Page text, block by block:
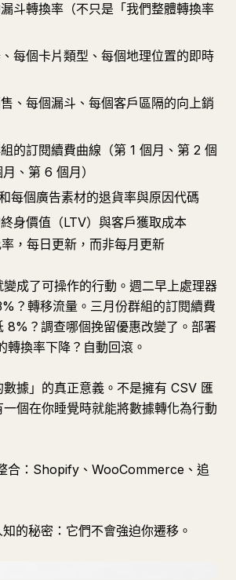
斗轉換率（不只是「我們整體轉換率
每個卡片類型、每個地理位置的即時
、每個漏斗、每個客戶區隔的向上銷
的訂閱續費曲線（第 1 個月、第 2 個
、第 6 個月）
每個廣告素材的退貨率與原因代碼
身價值（LTV）與客戶獲取成本
率，每日更新，而非每月更新
成了可操作的行動。週二早上處理器
？轉移流量。三月份群組的訂閱續費
8%？調查哪個挽留優惠改變了。部署
轉換率下降？自動回滾。
據」的真正意義。不是擁有 CSV 匯
個在你睡覺時就能將數據轉化為行動
合：Shopify、WooCommerce、追
的秘密：它們不會強迫你遷移。